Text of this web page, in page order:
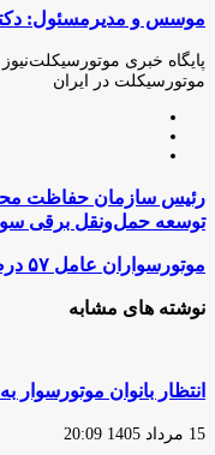
از
ایمیل
موسس و مدیرمسئول:
پایگاه خبری
موتورسیکلت در ایران
رئیس
سازمان
حفاظت
محیط‌زیست
کشور:
کلان‌شهرها
را
حمل‌ونقل
برقی
دهیم
رئیس سازمان حفاظت
توسعه حمل‌ونقل برقی
موتورسواران
۵۷
درصد
بزرگراه‌های
تهران
موتورسواران عامل ۵۷ درصد تصادفات مرگبار بزرگراه‌های تهران
نوشته های مشابه
انتظار بانوان موتورسوار
15 مرداد 1405 20:09